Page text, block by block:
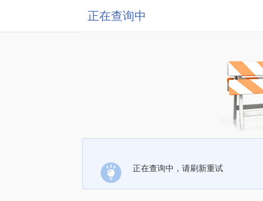
正在查询中
正在查询中，请刷新重试